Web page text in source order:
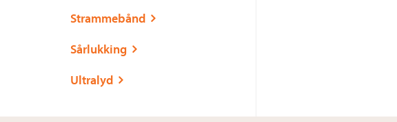
Strammebånd
Sårlukking
Ultralyd